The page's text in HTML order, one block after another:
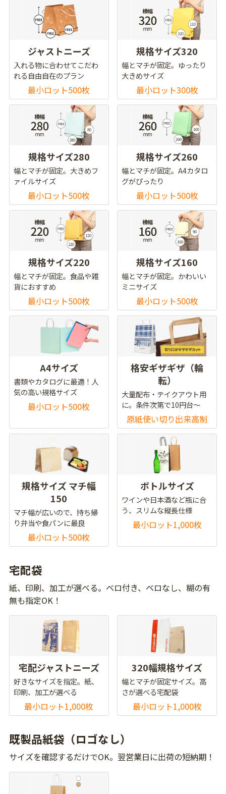
ジャストニーズ
入れる物に合わせてこだわ
れる自由自在のプラン
最小ロット500枚
規格サイズ320
幅とマチが固定。ゆったり
大きめサイズ
最小ロット300枚
規格サイズ280
幅とマチが固定。大きめフ
ァイルサイズ
最小ロット500枚
規格サイズ260
幅とマチが固定。A4カタロ
グがぴったり
最小ロット500枚
規格サイズ220
幅とマチが固定。食品や雑
貨におすすめ
最小ロット500枚
規格サイズ160
幅とマチが固定。かわいい
ミニサイズ
最小ロット500枚
A4サイズ
書類やカタログに最適！人
気の高い規格サイズ
最小ロット500枚
格安ギザギザ（輪
転）
大量配布・テイクアウト用
に。条件次第で10円台～
原紙使い切り出来高制
規格サイズ マチ幅
150
マチ幅が広いので、持ち帰
り弁当や食パンに最良
最小ロット500枚
ボトルサイズ
ワインや日本酒など瓶に合
う、スリムな縦長仕様
最小ロット1,000枚
宅配袋
紙、印刷、加工が選べる。ベロ付き、ベロなし、糊の有
無も指定OK！
宅配ジャストニーズ
好きなサイズを指定。紙、
印刷、加工が選べる
最小ロット1,000枚
320幅規格サイズ
幅とマチが固定サイズ。高
さが選べる宅配袋
最小ロット1,000枚
既製品紙袋（ロゴなし）
サイズを確認するだけでOK。翌営業日に出荷の短納期！